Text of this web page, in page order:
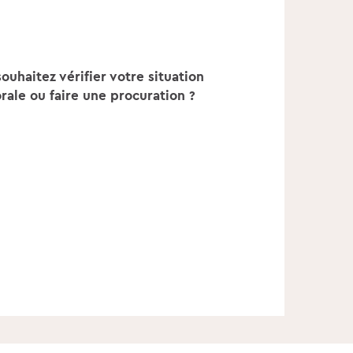
vérifier votre situation
ou faire une procuration ?